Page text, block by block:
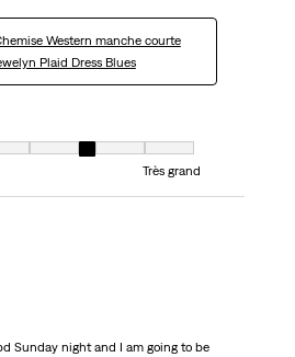
Western manche courte
Plaid Dress Blues
à Très petit et 7 est égal à Très grand
Très grand
Sunday night and I am going to be